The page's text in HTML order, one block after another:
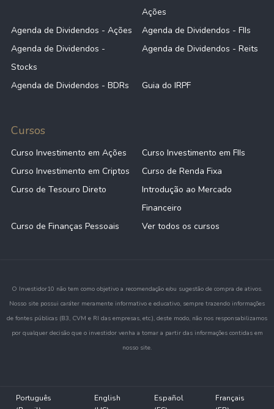
Ações
Agenda de Dividendos - Ações
Agenda de Dividendos - FIIs
Agenda de Dividendos -
Stocks
Agenda de Dividendos - Reits
Agenda de Dividendos - BDRs Guia do IRPF
Cursos
Curso Investimento em Ações
Curso Investimento em FIIs
Curso Investimento em Criptos
Curso de Renda Fixa
Curso de Tesouro Direto
Introdução ao Mercado
Financeiro
Curso de Finanças Pessoais
Ver todos os cursos
O Investidor10 não tem como objetivo a recomendação e/ou sugestão de compra de ativos.
Nosso site possui caráter meramente informativo e educativo, sempre trazendo informações
de fontes públicas (B3, CVM e RI das empresas, etc.), deste modo, não nos responsabilizamos
por qualquer decisão que o investidor venha a tomar a partir das informações contidas em
nosso site.
Português
English
Español
Français